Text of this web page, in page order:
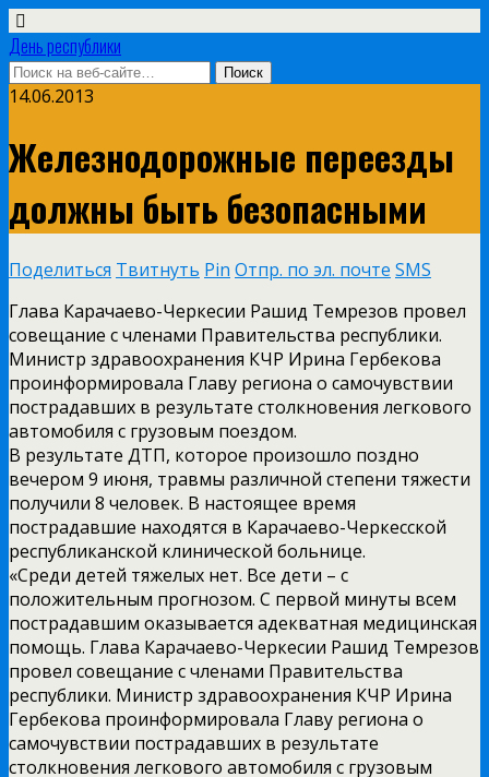
День республики
14.06.2013
Железнодорожные переезды
должны быть безопасными
Поделиться Твитнуть Pin Отпр. по эл. почте SMS
Глава Карачаево-Черкесии Рашид Темрезов провел
совещание с членами Правительства республики.
Министр здравоохранения КЧР Ирина Гербекова
проинформировала Главу региона о самочувствии
пострадавших в результате столкновения легкового
автомобиля с грузовым поездом.
В результате ДТП, которое произошло поздно
вечером 9 июня, травмы различной степени тяжести
получили 8 человек. В настоящее время
пострадавшие находятся в Карачаево-Черкесской
республиканской клинической больнице.
«Среди детей тяжелых нет. Все дети – с
положительным прогнозом. С первой минуты всем
пострадавшим оказывается адекватная медицинская
помощь. Глава Карачаево-Черкесии Рашид Темрезов
провел совещание с членами Правительства
республики. Министр здравоохранения КЧР Ирина
Гербекова проинформировала Главу региона о
самочувствии пострадавших в результате
столкновения легкового автомобиля с грузовым